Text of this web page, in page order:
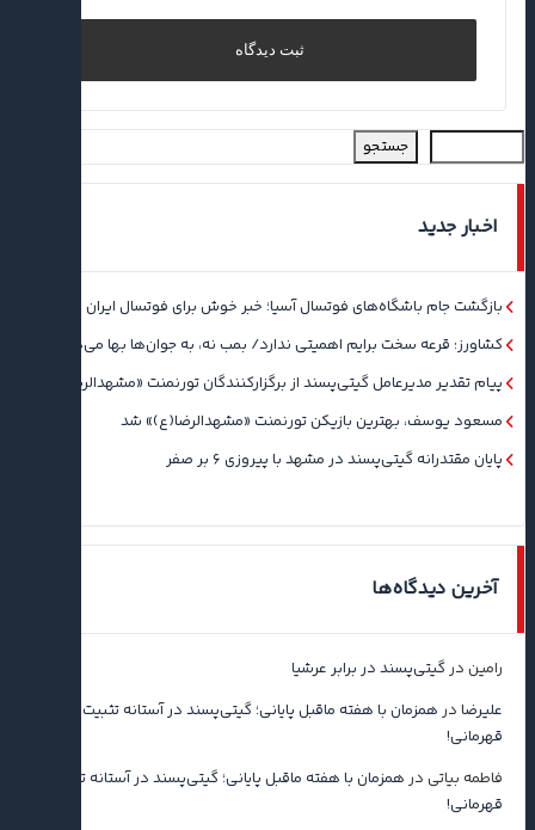
جستجو
اخبار جدید
بازگشت جام باشگاه‌های فوتسال آسیا؛ خبر خوش برای فوتسال ایران
کشاورز: قرعه سخت برایم اهمیتی ندارد/ بمب نه، به جوان‌ها بها می‌دهم
پیام تقدیر مدیرعامل گیتی‌پسند از برگزارکنندگان تورنمنت «مشهدالرضا(ع)»
مسعود یوسف، بهترین بازیکن تورنمنت «مشهدالرضا(ع)» شد
پایان مقتدرانه گیتی‌پسند در مشهد با پیروزی ۶ بر صفر
آخرین دیدگاه‌ها
رامین درگیتی‌پسند در برابر عرشیا
علیرضا در همزمان با هفته ماقبل پایانی؛ گیتی‌پسند در آستانه تثبیت
قهرمانی!
فاطمه بیاتی در همزمان با هفته ماقبل پایانی؛ گیتی‌پسند در آستانه تثبیت
قهرمانی!